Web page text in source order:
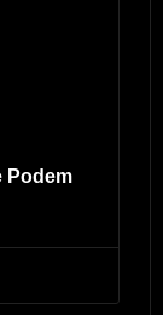
Podem